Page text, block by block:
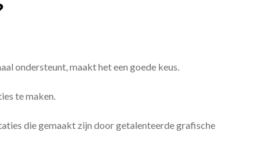
ondersteunt, maakt het een goede keus.
te maken.
die gemaakt zijn door getalenteerde grafische